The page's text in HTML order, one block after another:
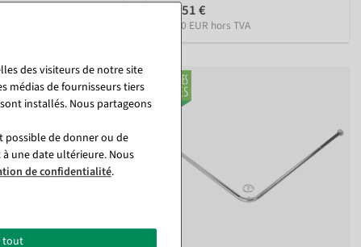
153,51 €
129,00 EUR hors TVA
des visiteurs de notre site
médias de fournisseurs tiers
installés. Nous partageons
possible de donner ou de
une date ultérieure. Nous
de confidentialité.
tout